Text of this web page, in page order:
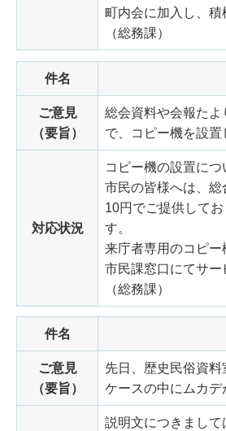
町内会に加入し、積
（総務課）
件名
ご意見
（要旨）
総会資料や会報た
で、コピー機を設置
対応状況
コピー機の設置に
市民の皆様へは、
10円でご提供して
す。
来庁者専用のコピー
市民課窓口にてサー
（総務課）
件名
ご意見
（要旨）
先日、歴史民俗資
ケースの中にムカデ
説明文につきまし